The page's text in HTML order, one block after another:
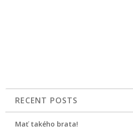
RECENT POSTS
Mať takého brata!